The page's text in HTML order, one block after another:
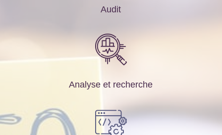
Audit
Analyse et recherche